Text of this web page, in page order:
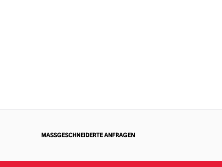
MASSGESCHNEIDERTE ANFRAGEN